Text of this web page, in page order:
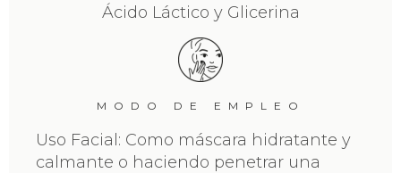
Ácido Láctico y Glicerina
MODO DE EMPLEO
Uso Facial: Como máscara hidratante y
calmante o haciendo penetrar una